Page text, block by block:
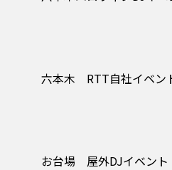
六本木 RTT自社イベン
お台場 屋外DJイベン